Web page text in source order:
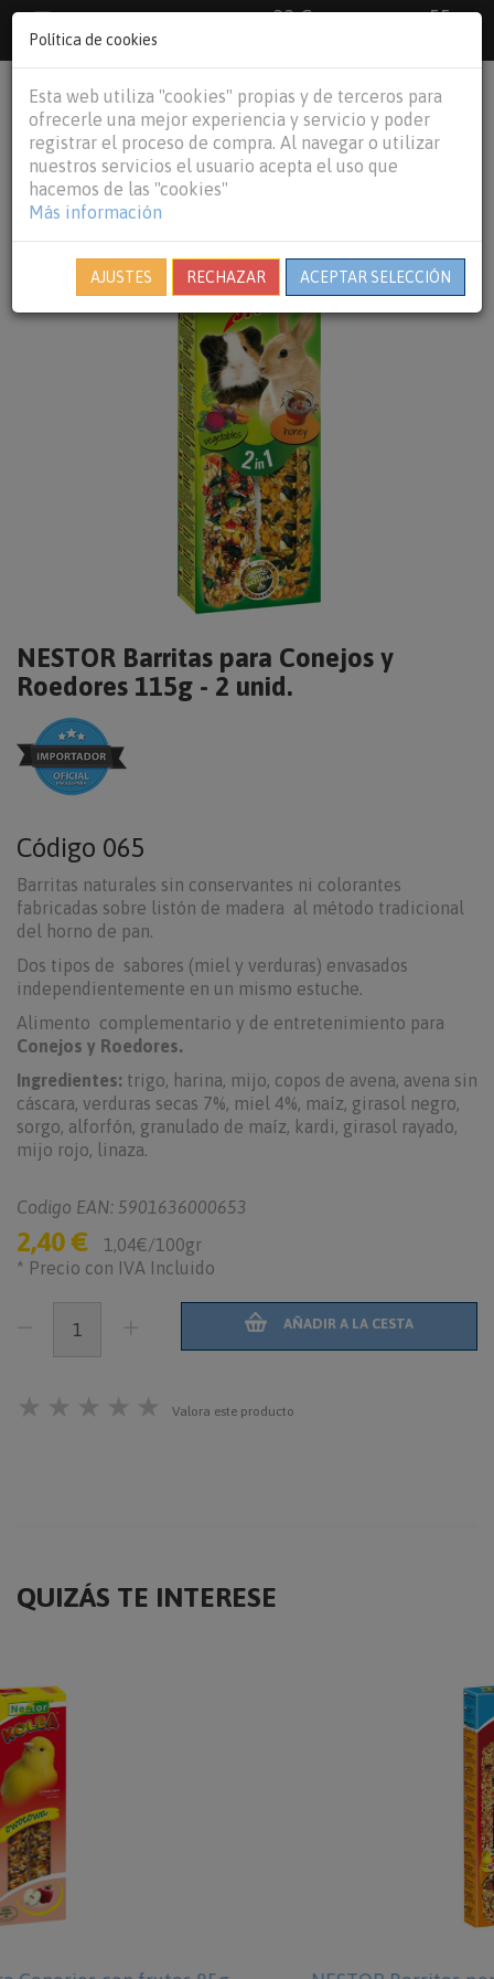
33 €
55
€Baleares y
person shopping_cart
NESTOR Barritas para Conejos y
Roedores 115g - 2 unid.
Código 065
Barritas naturales sin conservantes ni colorantes
fabricadas sobre listón de madera al método tradicional
del horno de pan.
Dos tipos de sabores (miel y verduras) envasados
independientemente en un mismo estuche.
Alimento complementario y de entretenimiento para
Conejos y Roedores.
Ingredientes: trigo, harina, mijo, copos de avena, avena sin
cáscara, verduras secas 7%, miel 4%, maíz, girasol negro,
sorgo, alforfón, granulado de maíz, kardi, girasol rayado,
mijo rojo, linaza.
Codigo EAN: 5901636000653
2,40 €
1,04€/100gr
* Precio con IVA Incluido
AÑADIR A LA CESTA
★ ★ ★ ★ ★ Valora este producto
QUIZÁS TE INTERESE
Política de cookies
Esta web utiliza "cookies" propias y de terceros para
ofrecerle una mejor experiencia y servicio y poder
registrar el proceso de compra. Al navegar o utilizar
nuestros servicios el usuario acepta el uso que
hacemos de las "cookies"
Más información
AJUSTES RECHAZAR ACEPTAR SELECCIÓN